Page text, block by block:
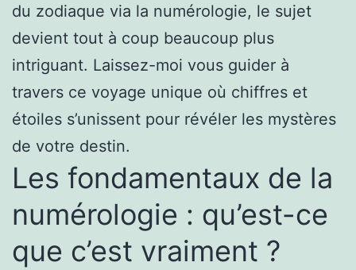
du zodiaque via la numérologie, le sujet
devient tout à coup beaucoup plus
intriguant. Laissez-moi vous guider à
travers ce voyage unique où chiffres et
étoiles s’unissent pour révéler les mystères
de votre destin.
Les fondamentaux de la
numérologie : qu’est-ce
que c’est vraiment ?